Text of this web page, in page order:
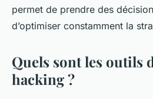
permet de prendre des
d’optimiser constamment la
Quels sont les outils
hacking ?